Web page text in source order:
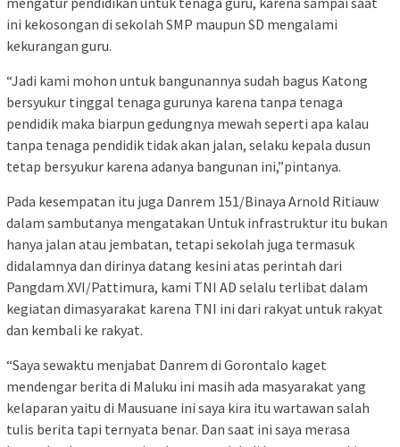
ini kekosongan di sekolah SMP maupun SD mengalami
kekurangan guru.
“Jadi kami mohon untuk bangunannya sudah bagus Katong
bersyukur tinggal tenaga gurunya karena tanpa tenaga
pendidik maka biarpun gedungnya mewah seperti apa kalau
tanpa tenaga pendidik tidak akan jalan, selaku kepala dusun
tetap bersyukur karena adanya bangunan ini,”pintanya.
Pada kesempatan itu juga Danrem 151/Binaya Arnold Ritiauw
dalam sambutanya mengatakan Untuk infrastruktur itu bukan
hanya jalan atau jembatan, tetapi sekolah juga termasuk
didalamnya dan dirinya datang kesini atas perintah dari
Pangdam XVI/Pattimura, kami TNI AD selalu terlibat dalam
kegiatan dimasyarakat karena TNI ini dari rakyat untuk rakyat
dan kembali ke rakyat.
“Saya sewaktu menjabat Danrem di Gorontalo kaget
mendengar berita di Maluku ini masih ada masyarakat yang
kelaparan yaitu di Mausuane ini saya kira itu wartawan salah
tulis berita tapi ternyata benar. Dan saat ini saya merasa